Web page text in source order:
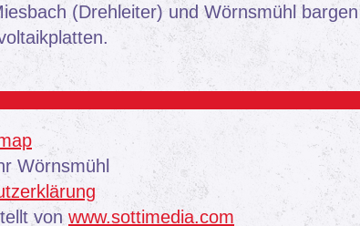
(Drehleiter) und Wörnsmühl bargen
Wörnsmühl
von www.sottimedia.com